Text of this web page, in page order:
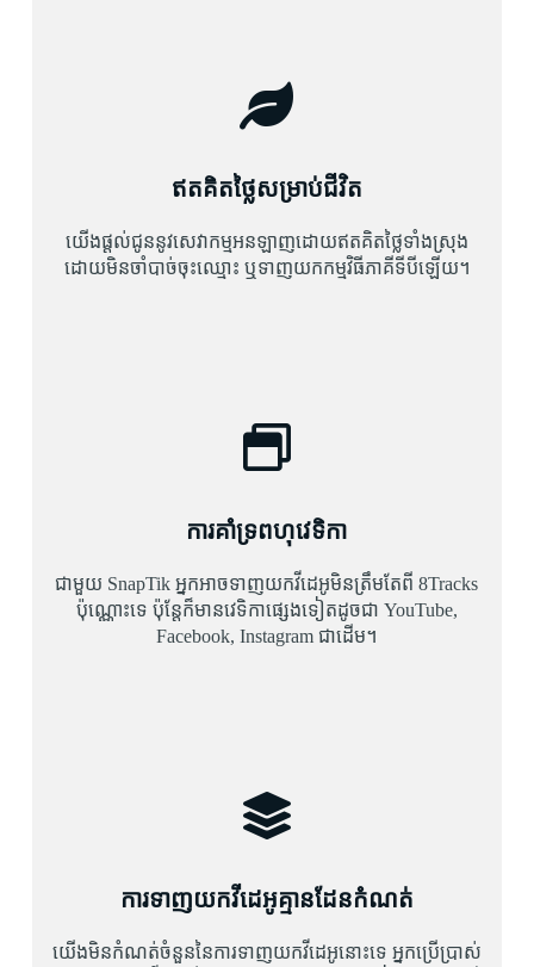
ឥតគិតថ្លៃសម្រាប់ជីវិត
យើងផ្តល់ជូននូវសេវាកម្មអនឡាញដោយឥតគិតថ្លៃទាំងស្រុង
ដោយមិនចាំបាច់ចុះឈ្មោះ ឬទាញយកកម្មវិធីភាគីទីបីឡើយ។
ការគាំទ្រពហុវេទិកា
ជាមួយ SnapTik អ្នកអាចទាញយកវីដេអូមិនត្រឹមតែពី 8Tracks
ប៉ុណ្ណោះទេ ប៉ុន្តែក៏មានវេទិកាផ្សេងទៀតដូចជា YouTube,
Facebook, Instagram ជាដើម។
ការទាញយកវីដេអូគ្មានដែនកំណត់
យើងមិនកំណត់ចំនួននៃការទាញយកវីដេអូនោះទេ អ្នកប្រើប្រាស់